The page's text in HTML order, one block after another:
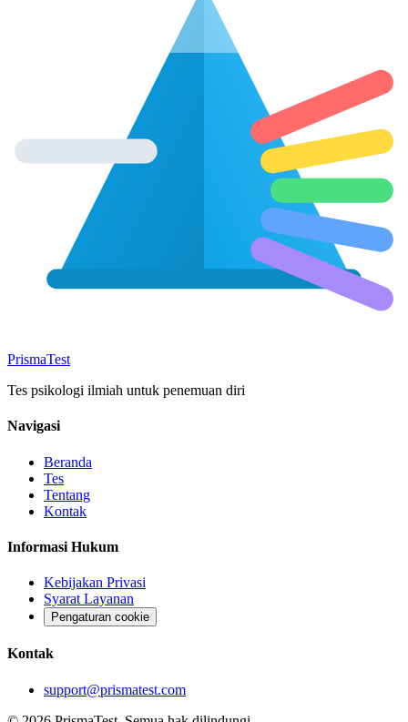
PrismaTest
Tes psikologi ilmiah untuk penemuan diri
Navigasi
Beranda
Tes
Tentang
Kontak
Informasi Hukum
Kebijakan Privasi
Syarat Layanan
Pengaturan cookie
Kontak
support@prismatest.com